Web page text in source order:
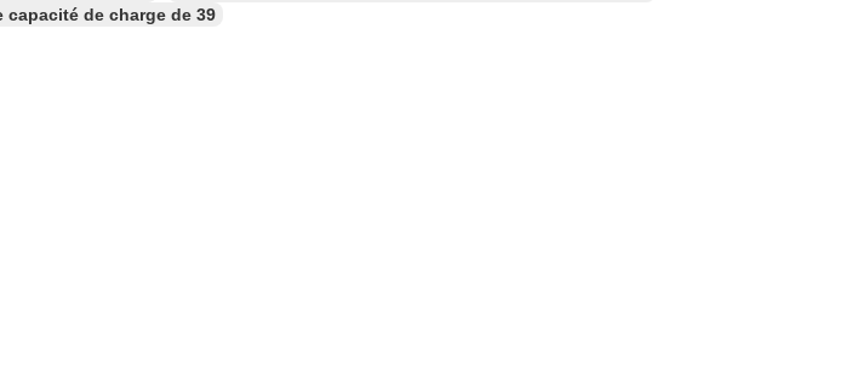
de charge de 39